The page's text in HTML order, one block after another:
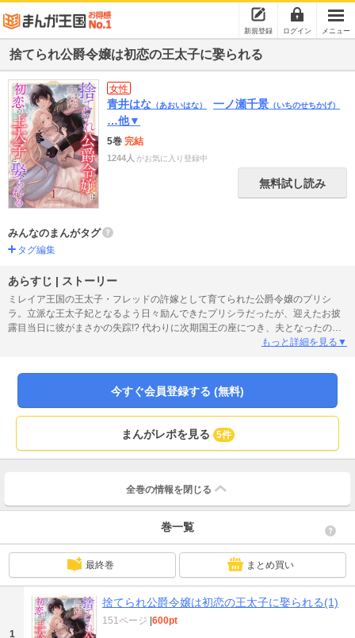
新規登録 ログイン メニュー
捨てられ公爵令嬢は初恋の王太子に娶られる
女性
青井はな （あおいはな） 一ノ瀬千景 （いちのせちかげ）
…他▼
5巻 完結
1244人 がお気に入り登録中
無料試し読み
みんなのまんがタグ
タグ編集
あらすじ | ストーリー
ミレイア王国の王太子・フレッドの許嫁として育てられた公爵令嬢のプリシ
ラ。立派な王太子妃となるよう日々励んできたプリシラだったが、迎えたお披
露目当日に彼がまさかの失踪!? 代わりに次期国王の座につき、夫となったのは
黒い噂が付き纏う第二王子・ディルだった。実はディルはプリシラが幼い頃に
に戸惑いを隠せないプリシラ。そんな中、王宮内ではフレッド失踪は陰謀によ
るもので、ディルが黒幕だという噂が広まって――!?(この作品は電子コミック
もっと詳細を見る▼
今すぐ会員登録する (無料)
まんがレポを見る 5件
全巻の情報を 閉じる
巻一覧
最終巻 まとめ買い
1
捨てられ公爵令嬢は初恋の王太子に娶られる(1)
151ページ |600pt